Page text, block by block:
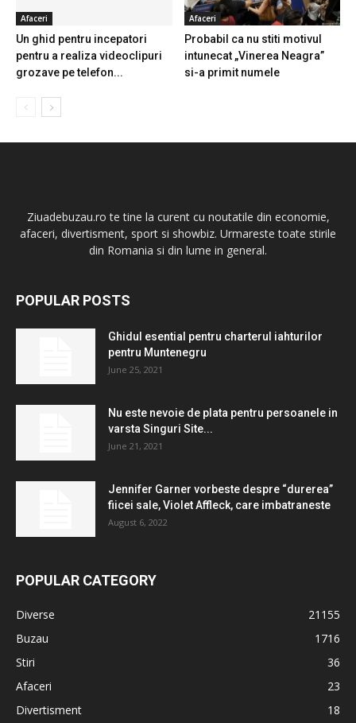
Afaceri
Un ghid pentru incepatori
pentru a realiza videoclipuri
grozave pe telefon...
Afaceri
Probabil ca nu stiti motivul
intunecat „Vinerea Neagra”
si-a primit numele
Ziuadebuzau.ro te tine la curent cu noutatile din economie,
afaceri, divertisment, sport si showbiz. Urmareste toate stirile
din Romania si din lume in general.
POPULAR POSTS
Ghidul esential pentru charterul iahturilor
pentru Muntenegru
June 25, 2021
Nu este nevoie de plata pentru persoanele in
varsta Singuri Site...
June 21, 2021
Jennifer Garner vorbeste despre “durerea”
fiicei sale, Violet Affleck, care imbatraneste
August 6, 2022
POPULAR CATEGORY
Diverse
21155
Buzau
1716
Stiri
36
Afaceri
23
Divertisment
18